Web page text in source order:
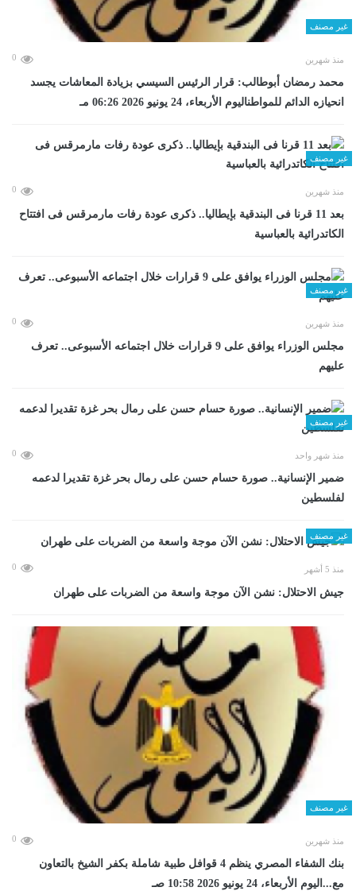
غير مصنف
منذ شهرين 0
محمد رمضان أبوطالب: قرار الرئيس السيسي بزيادة المعاشات يجسد
انحيازه الدائم للمواطناليوم الأربعاء، 24 يونيو 2026 06:26 مـ
غير مصنف
منذ شهرين 0
بعد 11 قرنا فى البندقية بإيطاليا.. ذكرى عودة رفات مارمرقس فى افتتاح
الكاتدرائية بالعباسية
غير مصنف
منذ شهرين 0
مجلس الوزراء يوافق على 9 قرارات خلال اجتماعه الأسبوعى.. تعرف
عليهم
غير مصنف
منذ شهر واحد 0
ضمير الإنسانية.. صورة حسام حسن على رمال بحر غزة تقديرا لدعمه
لفلسطين
غير مصنف
منذ 5 أشهر 0
جيش الاحتلال: نشن الآن موجة واسعة من الضربات على طهران
غير مصنف
منذ شهرين 0
بنك الشفاء المصري ينظم 4 قوافل طبية شاملة بكفر الشيخ بالتعاون
مع...اليوم الأربعاء، 24 يونيو 2026 10:58 صـ